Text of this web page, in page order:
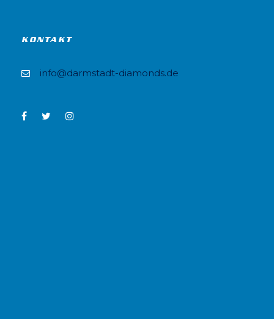
KONTAKT
info@darmstadt-diamonds.de